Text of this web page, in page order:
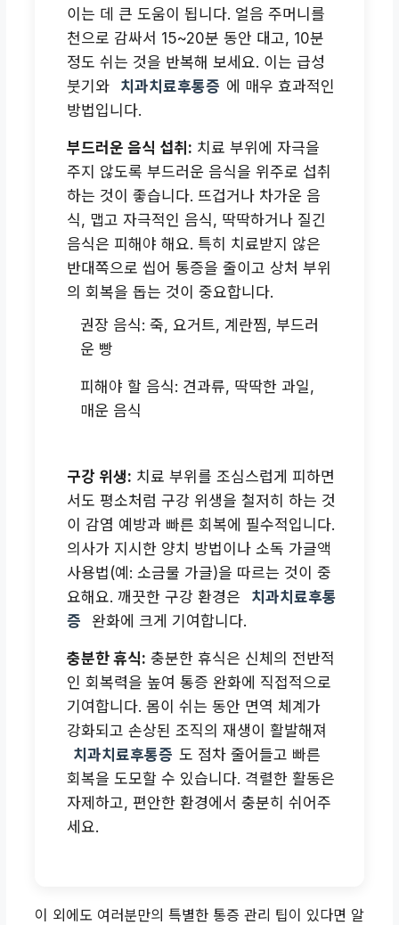
이는 데 큰 도움이 됩니다. 얼음 주머니를
천으로 감싸서 15~20분 동안 대고, 10분
정도 쉬는 것을 반복해 보세요. 이는 급성
붓기와
치과치료후통증 에 매우 효과적인
방법입니다.
부드러운 음식 섭취: 치료 부위에 자극을
주지 않도록 부드러운 음식을 위주로 섭취
하는 것이 좋습니다. 뜨겁거나 차가운 음
식, 맵고 자극적인 음식, 딱딱하거나 질긴
음식은 피해야 해요. 특히 치료받지 않은
반대쪽으로 씹어 통증을 줄이고 상처 부위
의 회복을 돕는 것이 중요합니다.
권장 음식: 죽, 요거트, 계란찜, 부드러
운 빵
피해야 할 음식: 견과류, 딱딱한 과일,
매운 음식
구강 위생: 치료 부위를 조심스럽게 피하면
서도 평소처럼 구강 위생을 철저히 하는 것
이 감염 예방과 빠른 회복에 필수적입니다.
의사가 지시한 양치 방법이나 소독 가글액
사용법(예: 소금물 가글)을 따르는 것이 중
요해요. 깨끗한 구강 환경은
치과치료후통
증
완화에 크게 기여합니다.
충분한 휴식: 충분한 휴식은 신체의 전반적
인 회복력을 높여 통증 완화에 직접적으로
기여합니다. 몸이 쉬는 동안 면역 체계가
강화되고 손상된 조직의 재생이 활발해져
치과치료후통증 도 점차 줄어들고 빠른
회복을 도모할 수 있습니다. 격렬한 활동은
자제하고, 편안한 환경에서 충분히 쉬어주
세요.
이 외에도 여러분만의 특별한 통증 관리 팁이 있다면 알